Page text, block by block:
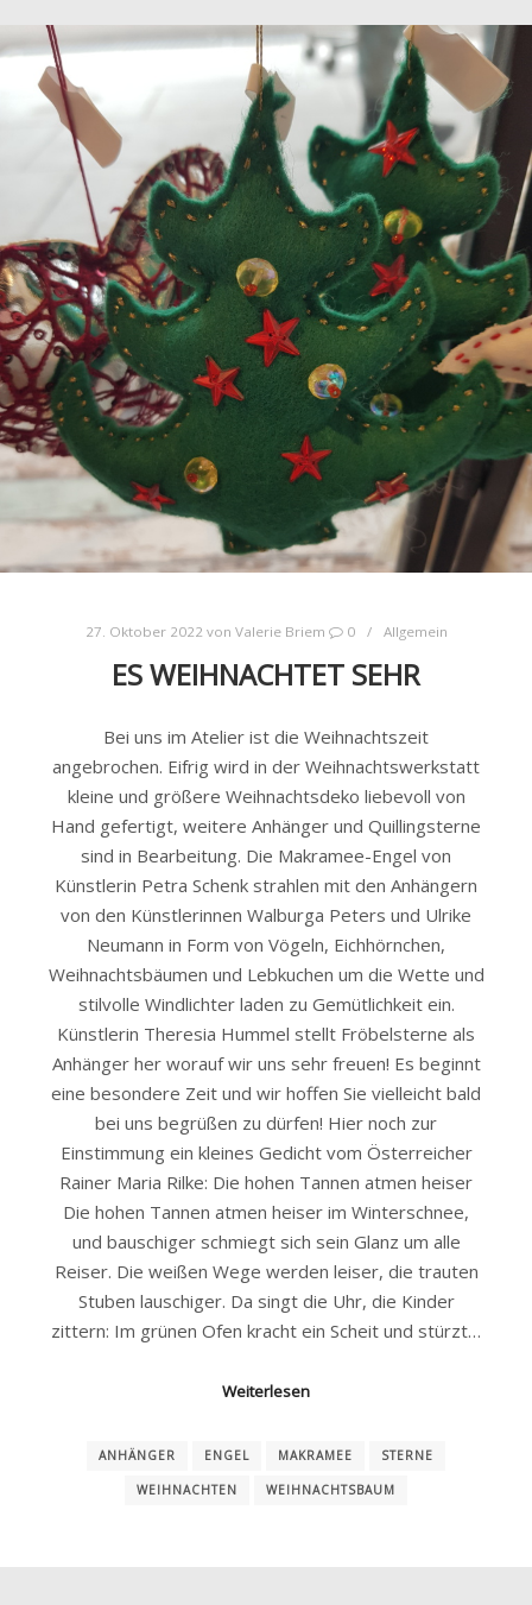
27. Oktober 2022 von Valerie Briem 0 Allgemein
ES WEIHNACHTET SEHR
Bei uns im Atelier ist die Weihnachtszeit
angebrochen. Eifrig wird in der Weihnachtswerkstatt
kleine und größere Weihnachtsdeko liebevoll von
Hand gefertigt, weitere Anhänger und Quillingsterne
sind in Bearbeitung. Die Makramee-Engel von
Künstlerin Petra Schenk strahlen mit den Anhängern
von den Künstlerinnen Walburga Peters und Ulrike
Neumann in Form von Vögeln, Eichhörnchen,
Weihnachtsbäumen und Lebkuchen um die Wette und
stilvolle Windlichter laden zu Gemütlichkeit ein.
Künstlerin Theresia Hummel stellt Fröbelsterne als
Anhänger her worauf wir uns sehr freuen! Es beginnt
eine besondere Zeit und wir hoffen Sie vielleicht bald
bei uns begrüßen zu dürfen! Hier noch zur
Einstimmung ein kleines Gedicht vom Österreicher
Rainer Maria Rilke: Die hohen Tannen atmen heiser
Die hohen Tannen atmen heiser im Winterschnee,
und bauschiger schmiegt sich sein Glanz um alle
Reiser. Die weißen Wege werden leiser, die trauten
Stuben lauschiger. Da singt die Uhr, die Kinder
zittern: Im grünen Ofen kracht ein Scheit und stürzt…
Weiterlesen
ANHÄNGER ENGEL MAKRAMEE STERNE
WEIHNACHTEN WEIHNACHTSBAUM